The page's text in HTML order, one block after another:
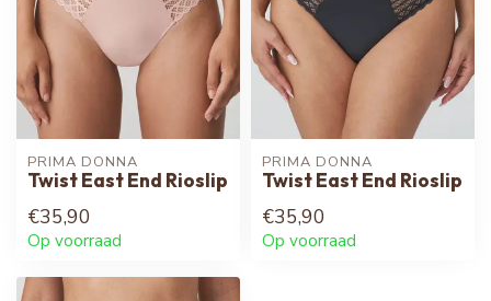
PRIMA DONNA
Twist East End Rioslip
€35,90
Op voorraad
PRIMA DONNA
Twist East End Rioslip
€35,90
Op voorraad